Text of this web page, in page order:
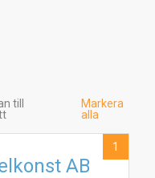
till
Markera
alla
AB
1